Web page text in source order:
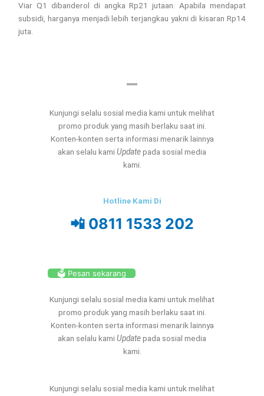
Viar Q1 dibanderol di angka Rp21 jutaan. Apabila mendapat
subsidi, harganya menjadi lebih terjangkau yakni di kisaran Rp14
juta.
Kunjungi selalu sosial media kami untuk melihat
promo produk yang masih berlaku saat ini.
Konten-konten serta informasi menarik lainnya
akan selalu kamiUpdatepada sosial media
kami.
Hotline Kami Di
📲 0811 1533 202
🗳️ Pesan sekarang
Kunjungi selalu sosial media kami untuk melihat
promo produk yang masih berlaku saat ini.
Konten-konten serta informasi menarik lainnya
akan selalu kamiUpdatepada sosial media
kami.
Kunjungi selalu sosial media kami untuk melihat